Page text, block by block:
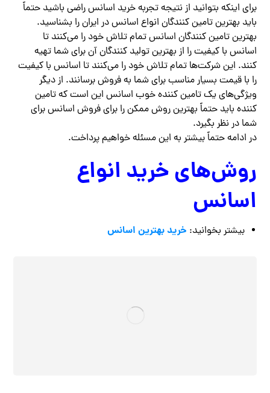
برای اینکه بتوانید از نتیجه تجربه خرید اسانس راضی باشید حتماً
باید بهترین تامین کنندگان انواع اسانس در ایران را بشناسید.
بهترین تامین کنندگان اسانس تمام تلاش خود را می‌کنند تا
اسانس با کیفیت را از بهترین تولید کنندگان آن برای شما تهیه
کنند. این شرکت‌ها تمام تلاش خود را می‌کنند تا اسانس با کیفیت
را با قیمت بسیار مناسب برای شما به فروش برسانند. از دیگر
ویژگی‌های یک تامین کننده خوب اسانس این است که تامین
کننده باید حتماً بهترین روش ممکن را برای فروش اسانس برای
شما در نظر بگیرد.
در ادامه حتماً بیشتر به این مسئله خواهیم پرداخت.
روش‌های خرید انواع
اسانس
بیشتر بخوانید: خرید بهترین اسانس